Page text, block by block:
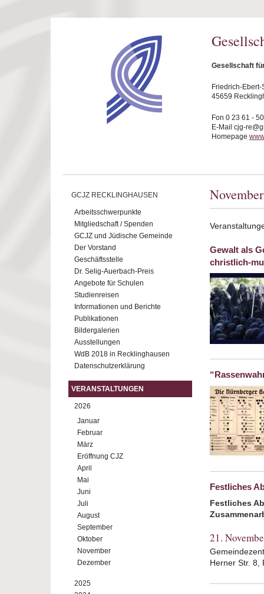
Gesellschaft
Friedrich-Ebert-
45659
Fon 0 23 61 -
E-Mail cjg-
Homepage
GCJZ RECKLINGHAUSEN
Arbeitsschwerpunkte
Mitgliedschaft / Spenden
GCJZ und Jüdische Gemeinde
Der Vorstand
Geschäftsstelle
Dr. Selig-Auerbach-Preis
Angebote für Schulen
Studienreisen
Informationen und Berichte
Publikationen
Bildergalerien
Ausstellungen
WdB 2018 in Recklinghausen
Datenschutzerklärung
VERANSTALTUNGEN
2026
Januar
Februar
März
Eröffnung CJZ
April
Mai
Juni
Juli
August
September
Oktober
November
Dezember
2025
Gewalt als
christlich-
Festliches
Festliches
21.
Herner Str. 8,